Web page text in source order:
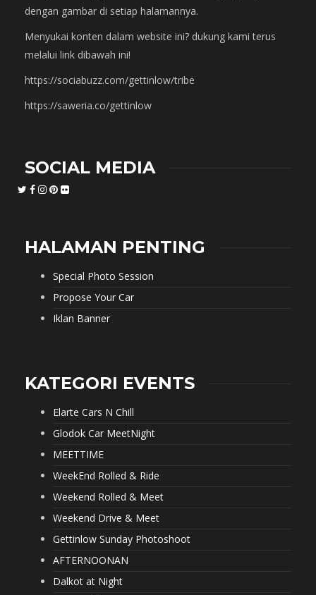
dengan gambar di setiap halamannya.
Menyukai konten dalam website ini? dukung kami terus
melalui link dibawah ini!
https://sociabuzz.com/gettinlow/tribe
https://saweria.co/gettinlow
SOCIAL MEDIA
HALAMAN PENTING
Special Photo Session
Propose Your Car
Iklan Banner
KATEGORI EVENTS
Elarte Cars N Chill
Glodok Car MeetNight
MEETTIME
WeekEnd Rolled & Ride
Weekend Rolled & Meet
Weekend Drive & Meet
Gettinlow Sunday Photoshoot
AFTERNOONAN
Dalkot at Night